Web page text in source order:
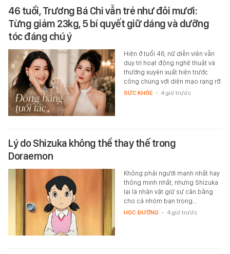
46 tuổi, Trương Bá Chi vẫn trẻ như đôi mươi:
Từng giảm 23kg, 5 bí quyết giữ dáng và dưỡng
tóc đáng chú ý
Hiện ở tuổi 46, nữ diễn viên vẫn
duy trì hoạt động nghệ thuật và
thường xuyên xuất hiện trước
công chúng với diện mạo rạng rỡ.
SỨC KHỎE - 4 giờ trước
Lý do Shizuka không thể thay thế trong
Doraemon
Không phải người mạnh nhất hay
thông minh nhất, nhưng Shizuka
lại là nhân vật giữ sự cân bằng
cho cả nhóm bạn trong…
HỌC ĐƯỜNG - 4 giờ trước